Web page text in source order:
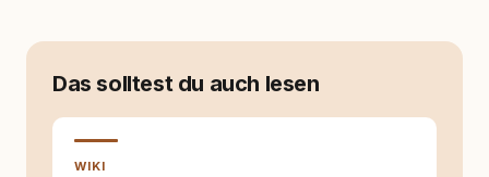
weniger guten Erfahrungen. Umso mehr hat
erlebt habe, wie verantwortungsvoll und
meine Arbeit bis heute. Bei rundum.dog bin ich
Das solltest du auch lesen
WIKI